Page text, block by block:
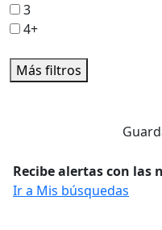
3
4+
Más filtros
Recibe alertas con las
Ir a Mis búsquedas